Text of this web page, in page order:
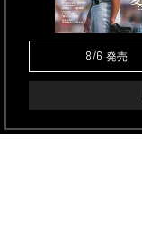
8/6 発売